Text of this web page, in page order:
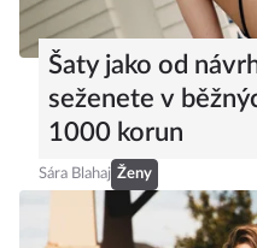
Šaty jako od
seženete v
1000 korun
Sára Blahaj Ženy